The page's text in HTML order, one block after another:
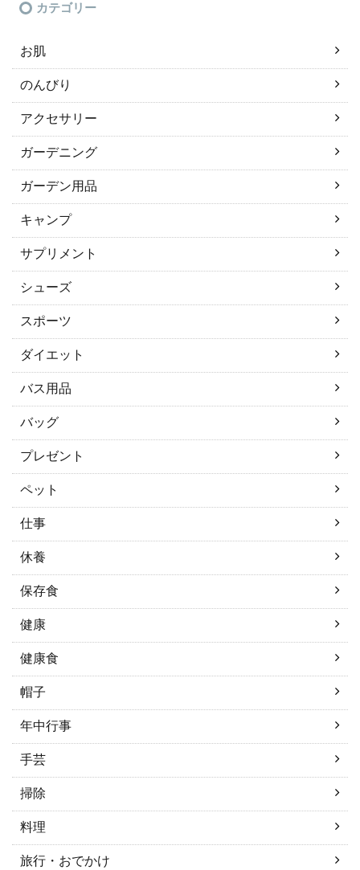
カテゴリー
お肌
のんびり
アクセサリー
ガーデニング
ガーデン用品
キャンプ
サプリメント
シューズ
スポーツ
ダイエット
バス用品
バッグ
プレゼント
ペット
仕事
休養
保存食
健康
健康食
帽子
年中行事
手芸
掃除
料理
旅行・おでかけ